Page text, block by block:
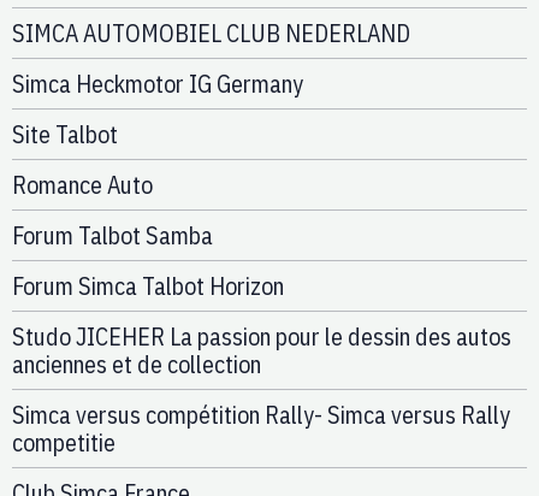
SIMCA AUTOMOBIEL CLUB NEDERLAND
Simca Heckmotor IG Germany
Site Talbot
Romance Auto
Forum Talbot Samba
Forum Simca Talbot Horizon
Studo JICEHER La passion pour le dessin des autos
anciennes et de collection
Simca versus compétition Rally- Simca versus Rally
competitie